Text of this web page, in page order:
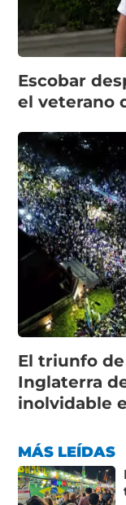
Escobar
el veterano
El triunfo
Inglaterra
inolvidable
MÁS LEÍDAS